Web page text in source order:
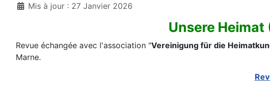
Mis à jour : 27 Janvier 2026
Unsere
Revue échangée avec l'association "Vereinigung für die
Marne.